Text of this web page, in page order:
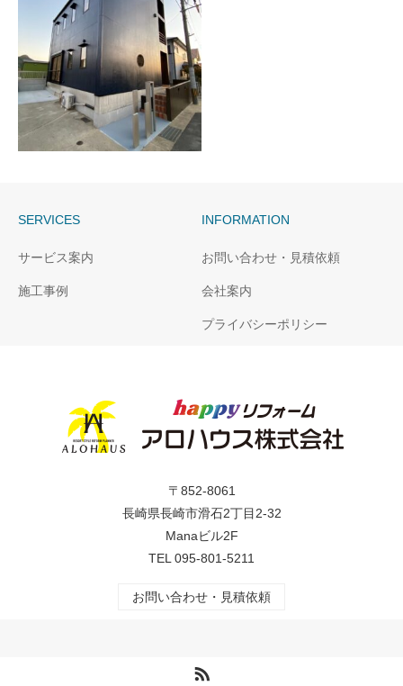
長崎市S様邸エクステリア
外構テラスウッドデッキ
新設
造成
SERVICES
サービス案内
施工事例
INFORMATION
お問い合わせ・見積依頼
会社案内
プライバシーポリシー
〒852-8061
長崎県長崎市滑石2丁目2-32
Manaビル2F
TEL 095-801-5211
お問い合わせ・見積依頼